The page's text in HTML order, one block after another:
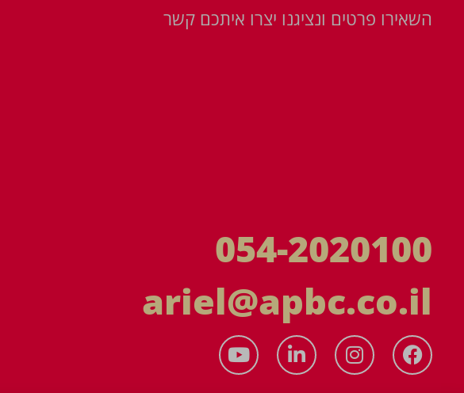
השאירו פרטים ונציגנו יצרו איתכם קשר
054-2020100
ariel@apbc.co.il